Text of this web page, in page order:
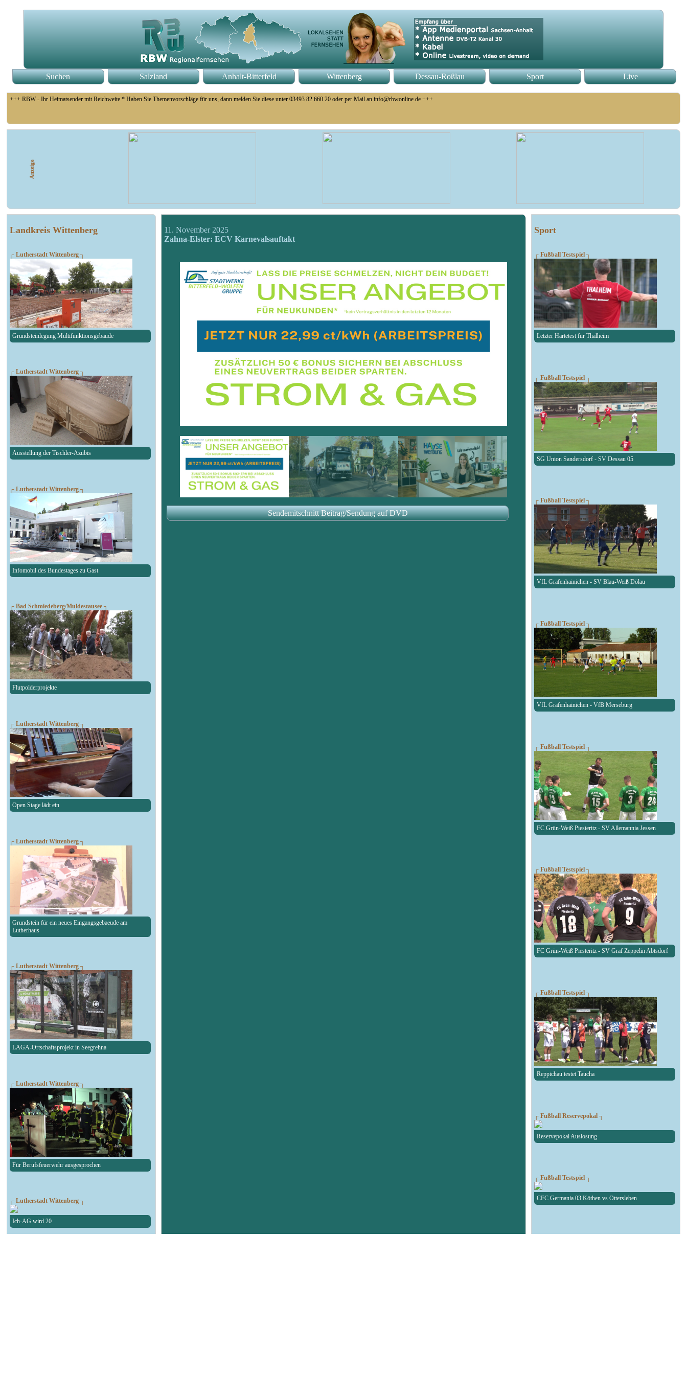
Suchen Salzland Anhalt-Bitterfeld Wittenberg Dessau-Roßlau Sport Live
+++ RBW - Ihr Heimatsender mit Reichweite * Haben Sie Themenvorschläge für uns, dann melden Sie diese unter 03493 82 660 20 oder per Mail an info@rbwonline.de +++
+++ Fußball Oberliga Süd 1. Spieltag: SG Union Sandersdorf - VfB 1921 Krieschow, So 14 Uhr +++
Landkreis Wittenberg
┌ Lutherstadt Wittenberg ┐
Grundsteinlegung Multifunktionsgebäude
┌ Lutherstadt Wittenberg ┐
Ausstellung der Tischler-Azubis
┌ Lutherstadt Wittenberg ┐
Infomobil des Bundestages zu Gast
┌ Bad Schmiedeberg/Muldestausee ┐
Flutpolderprojekte
┌ Lutherstadt Wittenberg ┐
Open Stage lädt ein
┌ Lutherstadt Wittenberg ┐
Grundstein für ein neues Eingangsgebaeude am
Lutherhaus
┌ Lutherstadt Wittenberg ┐
LAGA-Ortschaftsprojekt in Seegrehna
┌ Lutherstadt Wittenberg ┐
Für Berufsfeuerwehr ausgesprochen
┌ Lutherstadt Wittenberg ┐
Ich-AG wird 20
11. November 2025
Zahna-Elster: ECV Karnevalsauftakt
Sendemitschnitt Beitrag/Sendung auf DVD
Sport
┌ Fußball Testspiel ┐
Letzter Härtetest für Thalheim
┌ Fußball Testspiel ┐
SG Union Sandersdorf - SV Dessau 05
┌ Fußball Testspiel ┐
VfL Gräfenhainichen - SV Blau-Weiß Dölau
┌ Fußball Testspiel ┐
VfL Gräfenhainichen - VfB Merseburg
┌ Fußball Testspiel ┐
FC Grün-Weiß Piesteritz - SV Allemannia Jessen
┌ Fußball Testspiel ┐
FC Grün-Weiß Piesteritz - SV Graf Zeppelin Abtsdorf
┌ Fußball Testspiel ┐
Reppichau testet Taucha
┌ Fußball Reservepokal ┐
Reservepokal Auslosung
┌ Fußball Testspiel ┐
CFC Germania 03 Köthen vs Ottersleben
Anzeige